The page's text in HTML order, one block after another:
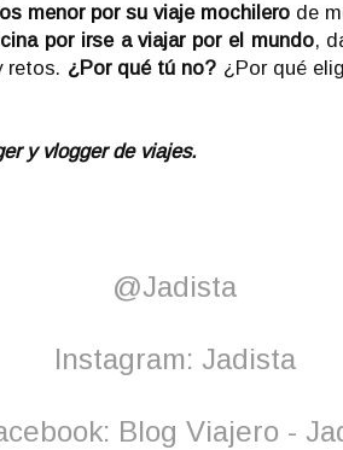
menor por su viaje mochilero de
por irse a viajar por el mundo,
retos. ¿Por qué tú no? ¿Por qué
y vlogger de viajes.
@Jadista
Instagram: Jadista
Blog Viajero -